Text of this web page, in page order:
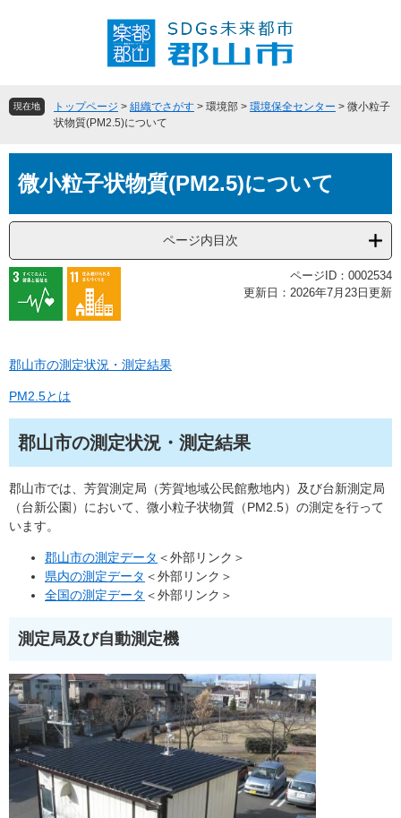
頭
飛
へ
現在地 トップページ > 組織でさがす > 環境部 > 環境保全センター > 微小粒子
状物質(PM2.5)について
文微小粒子状物質(PM2.5)について
ページ内目次
ページID：0002534
更新日：2026年7月23日更新
郡山市の測定状況・測定結果
PM2.5とは
郡山市の測定状況・測定結果
郡山市では、芳賀測定局（芳賀地域公民館敷地内）及び台新測定局
（台新公園）において、微小粒子状物質（PM2.5）の測定を行って
います。
郡山市の測定データ ＜外部リンク＞
県内の測定データ ＜外部リンク＞
全国の測定データ ＜外部リンク＞
測定局及び自動測定機